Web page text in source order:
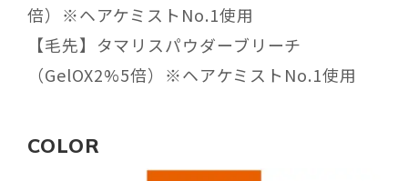
倍）※ヘアケミストNo.1使用
【毛先】タマリスパウダーブリーチ
（GelOX2%5倍）※ヘアケミストNo.1使用
COLOR